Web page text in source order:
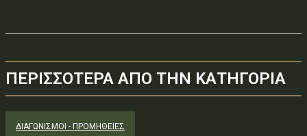
ΠΕΡΙΣΣΟΤΕΡΑ ΑΠΟ ΤΗΝ ΚΑΤΗΓΟΡΙΑ
ΔΙΑΓΩΝΙΣΜΟΊ - ΠΡΟΜΉΘΕΙΕΣ